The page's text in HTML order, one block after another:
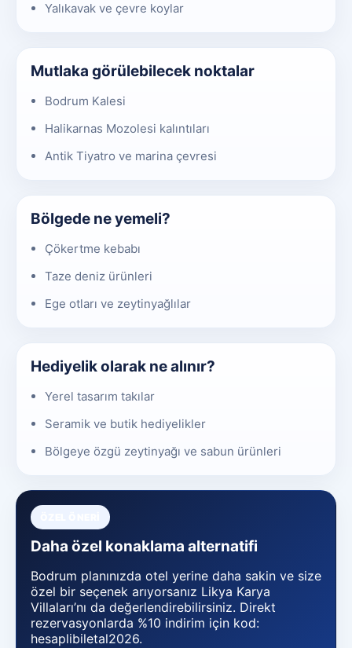
Yalıkavak ve çevre koylar
Mutlaka görülebilecek noktalar
Bodrum Kalesi
Halikarnas Mozolesi kalıntıları
Antik Tiyatro ve marina çevresi
Bölgede ne yemeli?
Çökertme kebabı
Taze deniz ürünleri
Ege otları ve zeytinyağlılar
Hediyelik olarak ne alınır?
Yerel tasarım takılar
Seramik ve butik hediyelikler
Bölgeye özgü zeytinyağı ve sabun ürünleri
Daha özel konaklama alternatifi
Bodrum planınızda otel yerine daha sakin ve size
özel bir seçenek arıyorsanız Likya Karya
Villaları’nı da değerlendirebilirsiniz. Direkt
rezervasyonlarda %10 indirim için kod:
hesaplibiletal2026.